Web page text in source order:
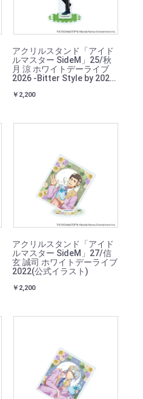
アクリルスタンド「アイド
ルマスター SideM」25/秋
月 涼 ホワイトデーライブ
2026 -Bitter Style by 2022-
￥2,200
アクリルスタンド「アイド
ルマスター SideM」27/信
玄 誠司 ホワイトデーライブ
2022(公式イラスト)
￥2,200